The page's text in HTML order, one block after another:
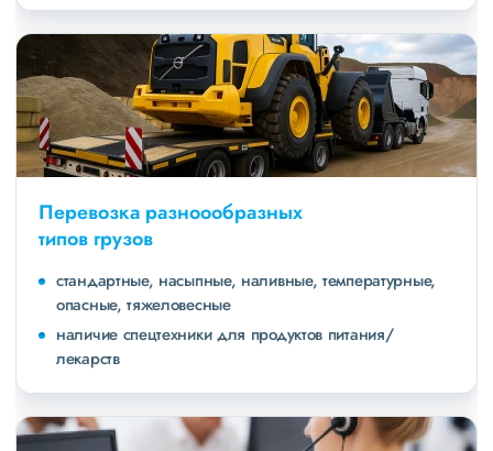
Перевозка разноообразных
типов грузов
стандартные, насыпные, наливные, температурные,
опасные, тяжеловесные
наличие спецтехники для продуктов питания/
лекарств